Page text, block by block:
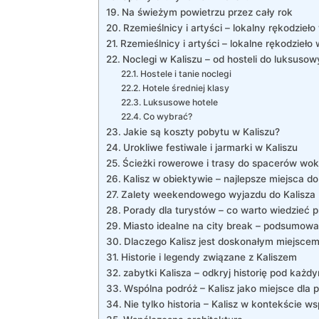
Na ⁤świeżym powietrzu⁤ przez cały rok
Rzemieślnicy i‌ artyści –​ lokalny rękodzieło
Rzemieślnicy⁤ i artyści – lokalne rękodzieło
Noclegi w Kaliszu‍ –⁢ od hosteli do
Hostele i tanie noclegi
Hotele średniej klasy
Luksusowe hotele
Co wybrać?
Jakie są koszty pobytu w Kaliszu?
Urokliwe ⁣festiwale i jarmarki⁣ w Kaliszu
Ścieżki‍ rowerowe i trasy do spacerów
Kalisz w obiektywie –⁢ najlepsze miejsca
Zalety ⁣weekendowego‍ wyjazdu do⁣ Kalisza
Porady dla turystów –‌ co warto‌ wiedzieć
Miasto idealne na ⁢city break​ –
Dlaczego⁣ Kalisz‍ jest doskonałym
Historie i legendy związane z Kaliszem
zabytki Kalisza ⁣– odkryj historię pod‍
Wspólna podróż⁣ – Kalisz jako miejsce dla⁣
Nie tylko historia –‍ Kalisz w kontekście